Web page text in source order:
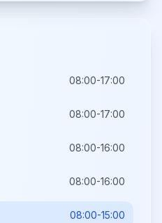
08:00-17:00
08:00-17:00
08:00-16:00
08:00-16:00
08:00-15:00